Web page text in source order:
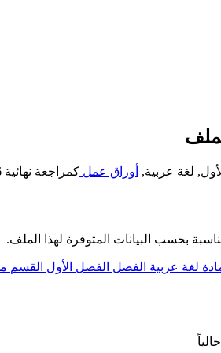
لغة عربية, أوراق عمل كمراجعة نهائية 2016-2017
بحسب البيانات المتوفرة لهذا الملف.
لغة عربية الفصل الفصل الأول القسم